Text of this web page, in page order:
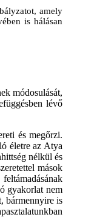
amely
is hálásan
módosulását,
lévő
és megőrzi.
életre az Atya
nélkül és
mások
gyakorlat nem
bármennyire is